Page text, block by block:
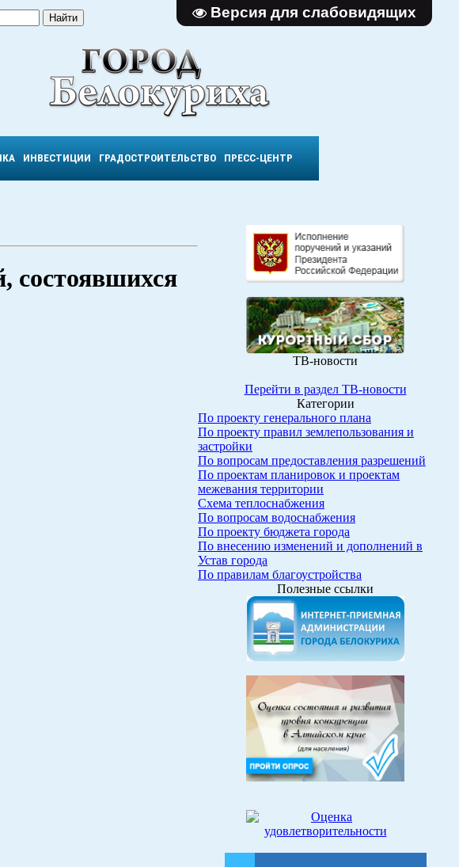
Версия для слабовидящих
ИНВЕСТИЦИИ ГРАДОСТРОИТЕЛЬСТВО ПРЕСС-ЦЕНТР
ТВ-новости
Перейти в раздел ТВ-новости
Категории
По проекту генерального плана
По проекту правил землепользования и
застройки
По вопросам предоставления разрешений
По проектам планировок и проектам
межевания территории
Схема теплоснабжения
По вопросам водоснабжения
По проекту бюджета города
По внесению изменений и дополнений в
Устав города
По правилам благоустройства
Полезные ссылки